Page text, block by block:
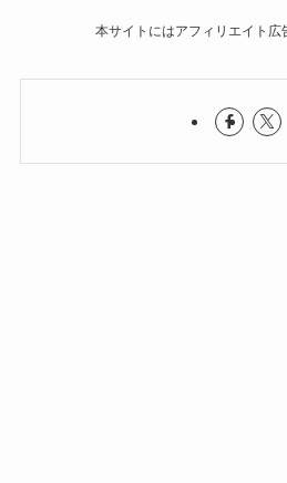
本サイトにはアフィリエイト広